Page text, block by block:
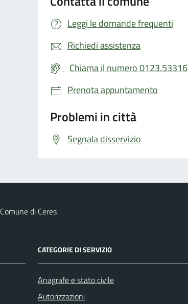
Leggi le domande frequenti
Richiedi assistenza
Chiama il numero 0123.53316
Prenota appuntamento
Problemi in città
Segnala disservizio
Comune di Ceres
CATEGORIE DI SERVIZIO
Anagrafe e stato civile
Autorizzazioni